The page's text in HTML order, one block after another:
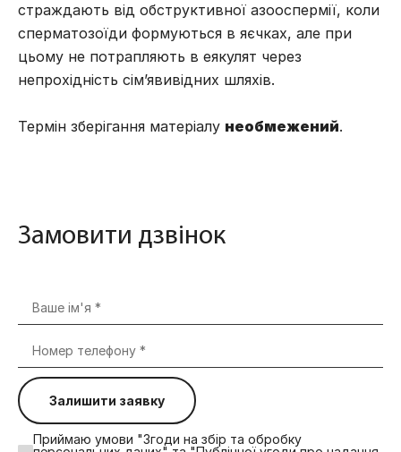
страждають від обструктивної азооспермії, коли
сперматозоїди формуються в яєчках, але при
цьому не потрапляють в еякулят через
непрохідність сім’явивідних шляхів.
Термін зберігання матеріалу необмежений.
Замовити дзвінок
Залишити заявку
Приймаю умови "Згоди на збір та обробку